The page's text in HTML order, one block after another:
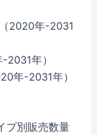
2020年-2031
年）
年-2031年）
プ別販売数量